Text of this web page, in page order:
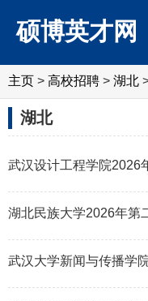
硕博英才网
主页 > 高校招聘 > 湖北
湖北
武汉设计工程学院2026
湖北民族大学2026年第
武汉大学新闻与传播学